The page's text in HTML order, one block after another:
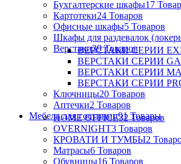
Бухгалтерские шкафы17
Картотеки24 Товаров
Офисные шкафы5 Товаров
Шкафы для раздевалок
Верстаки39 Товаров
ВЕРСТАКИ СЕРИИ
ВЕРСТАКИ СЕРИИ
ВЕРСТАКИ СЕРИИ
ВЕРСТАКИ СЕРИИ
Ключницы20 Товаров
Аптечки2 Товаров
Мебель для гостиниц91 Товары
HOME OFFICE32 Товаров
OVERNIGHT3 Товаров
КРОВАТИ И ТУМБЫ2
Матрасы6 Товаров
Обувницы16 Товаров